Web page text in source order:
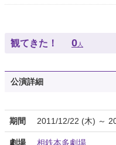
観てきた！ 0 人
公演詳細
期間 2011/12/22 (木) ～
劇場 相鉄本多劇場